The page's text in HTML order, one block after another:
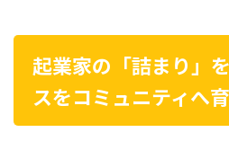
起業家の「詰まり」
スをコミュニティへ